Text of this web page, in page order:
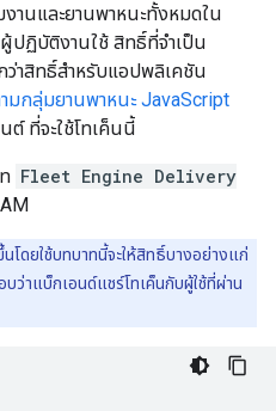
านและยานพาหนะทั้งหมดใน
ปฏิบัติงานใช้ สิทธิ์ที่จำเป็น
ว่าสิทธิ์สำหรับแอปพลิเคชัน
มกลุ่มยานพาหนะ JavaScript
ต์ ที่จะใช้โทเค็นนี้
Fleet Engine Delivery
นโดยใช้บทบาทนี้จะให้สิทธิ์บางอย่างแก่
ว่าแบ็กเอนด์แชร์โทเค็นกับผู้ใช้ที่ผ่าน